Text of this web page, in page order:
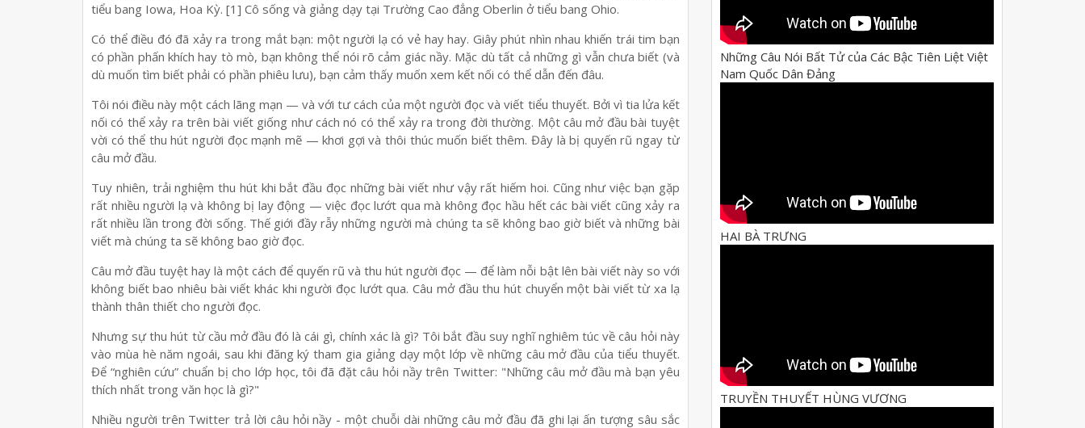
tiểu bang Iowa, Hoa Kỳ. [1] Cô sống và giảng dạy tại Trường Cao đẳng Oberlin ở tiểu bang Ohio.
Có thể điều đó đã xảy ra trong mắt bạn: một người lạ có vẻ hay hay. Giây phút nhìn nhau khiến trái tim bạn
có phần phấn khích hay tò mò, bạn không thể nói rõ cảm giác nầy. Mặc dù tất cả những gì vẫn chưa biết (và
dù muốn tìm biết phải có phần phiêu lưu), bạn cảm thấy muốn xem kết nối có thể dẫn đến đâu.
Tôi nói điều này một cách lãng mạn — và với tư cách của một người đọc và viết tiểu thuyết. Bởi vì tia lửa kết
nối có thể xảy ra trên bài viết giống như cách nó có thể xảy ra trong đời thường. Một câu mở đầu bài tuyệt
vời có thể thu hút người đọc mạnh mẽ — khơi gợi và thôi thúc muốn biết thêm. Đây là bị quyến rũ ngay từ
câu mở đầu.
Tuy nhiên, trải nghiệm thu hút khi bắt đầu đọc những bài viết như vậy rất hiếm hoi. Cũng như việc bạn gặp
rất nhiều người lạ và không bị lay động — việc đọc lướt qua mà không đọc hầu hết các bài viết cũng xảy ra
rất nhiều lần trong đời sống. Thế giới đầy rẫy những người mà chúng ta sẽ không bao giờ biết và những bài
viết mà chúng ta sẽ không bao giờ đọc.
Câu mở đầu tuyệt hay là một cách để quyến rũ và thu hút người đọc — để làm nỗi bật lên bài viết này so với
không biết bao nhiêu bài viết khác khi người đọc lướt qua. Câu mở đầu thu hút chuyển một bài viết từ xa lạ
thành thân thiết cho người đọc.
Nhưng sự thu hút từ cầu mở đầu đó là cái gì, chính xác là gì? Tôi bắt đầu suy nghĩ nghiêm túc về câu hỏi này
vào mùa hè năm ngoái, sau khi đăng ký tham gia giảng dạy một lớp về những câu mở đầu của tiểu thuyết.
Để “nghiên cứu” chuẩn bị cho lớp học, tôi đã đặt câu hỏi nầy trên Twitter: "Những câu mở đầu mà bạn yêu
thích nhất trong văn học là gì?"
Nhiều người trên Twitter trả lời câu hỏi nầy - một chuỗi dài những câu mở đầu đã ghi lại ấn tượng sâu sắc
Những Câu Nói Bất Tử của Các Bậc Tiên Liệt Việt
Nam Quốc Dân Đảng
HAI BÀ TRƯNG
TRUYỀN THUYẾT HÙNG VƯƠNG